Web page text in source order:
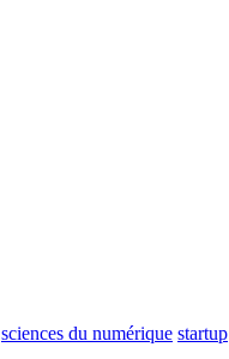
sciences du numérique startup